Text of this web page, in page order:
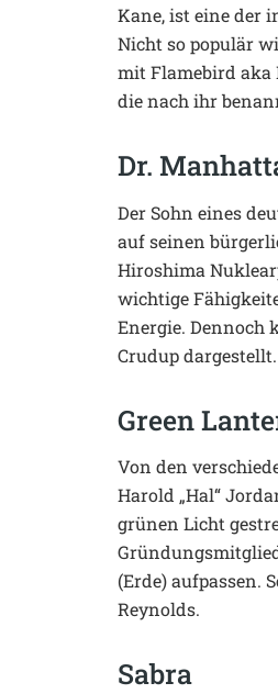
Kane, ist eine der
Nicht so populär
mit Flamebird aka
die nach ihr
Dr.
Der Sohn eines
auf seinen
Hiroshima
wichtige
Energie. Dennoch
Crudup dargestellt.
Green
Von den
Harold „Hal“
grünen Licht
(Erde) aufpassen.
Reynolds.
Sabra